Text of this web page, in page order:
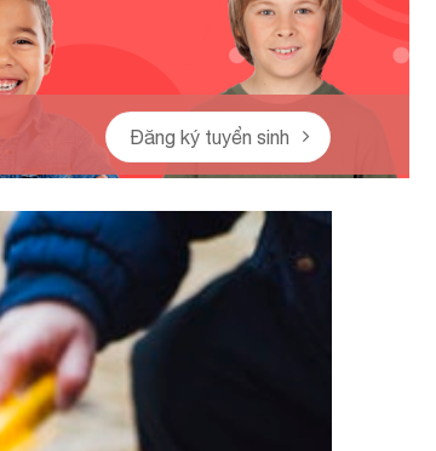
Đăng ký tuyển sinh